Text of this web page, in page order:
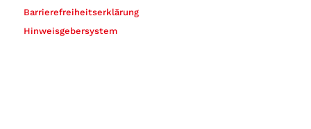
Barrierefreiheitserklärung
Hinweisgebersystem